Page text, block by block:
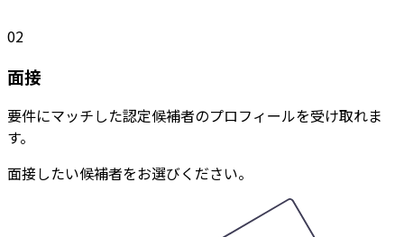
02
面接
要件にマッチした認定候補者のプロフィールを受け取れま
す。
面接したい候補者をお選びください。